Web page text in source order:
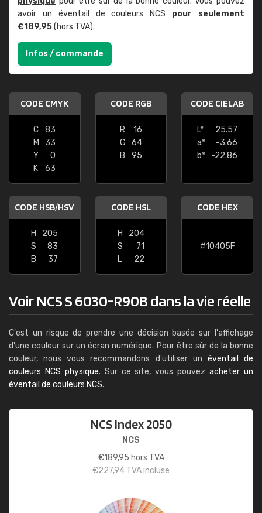
avoir un éventail de couleurs NCS pour seulement
€189,95(hors TVA).
Infos / commande
CODE CMYK
C
83
M
33
Y
0
K
63
CODE RGB
R
16
G
64
B
95
CODE CIELAB
L*
25.57
a*
-3.66
b*
-22.86
CODE HSB/HSV
H
205
S
83
B
37
CODE HSL
H
204
S
71
L
22
CODE HEX
#10405F
Voir NCS S 6030-R90B dans la vie réelle
C'est un risque de prendre une décision basée sur l'affichage
d'une couleur sur un écran numérique. Pour être sûr de la bonne
couleur, nous vous recommandons d'utiliser un éventail de
couleurs NCS physique. Sur ce site, vous pouvezacheter un
éventail de couleurs NCS.
NCS Index 2050
NCS
€189,95 hors TVA
€227,94 TVA incluse